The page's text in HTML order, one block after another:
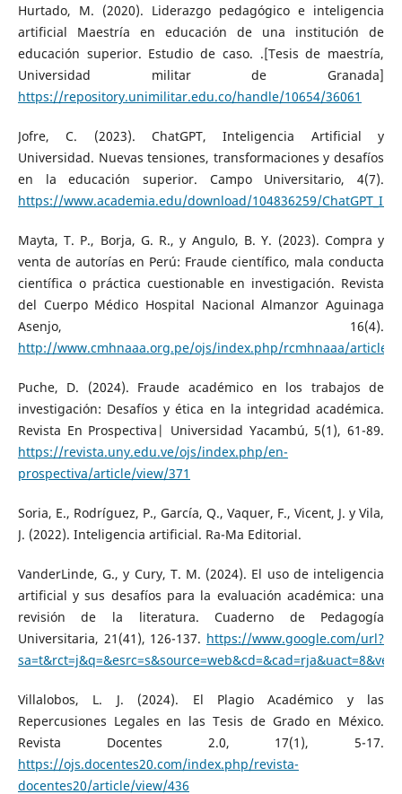
Hurtado, M. (2020). Liderazgo pedagógico e inteligencia
artificial Maestría en educación de una institución de
educación superior. Estudio de caso. .[Tesis de maestría,
Universidad militar de Granada]
https://repository.unimilitar.edu.co/handle/10654/36061
Jofre, C. (2023). ChatGPT, Inteligencia Artificial y
Universidad. Nuevas tensiones, transformaciones y desafíos
en la educación superior. Campo Universitario, 4(7).
https://www.academia.edu/download/104836259/
Mayta, T. P., Borja, G. R., y Angulo, B. Y. (2023). Compra y
venta de autorías en Perú: Fraude científico, mala conducta
científica o práctica cuestionable en investigación. Revista
del Cuerpo Médico Hospital Nacional Almanzor Aguinaga
Asenjo, 16(4).
http://www.cmhnaaa.org.pe/ojs/index.php/rcmhnaaa/article/
Puche, D. (2024). Fraude académico en los trabajos de
investigación: Desafíos y ética en la integridad académica.
Revista En Prospectiva| Universidad Yacambú, 5(1), 61-89.
https://revista.uny.edu.ve/ojs/index.php/en-
prospectiva/article/view/371
Soria, E., Rodríguez, P., García, Q., Vaquer, F., Vicent, J. y Vila,
J. (2022). Inteligencia artificial. Ra-Ma Editorial.
VanderLinde, G., y Cury, T. M. (2024). El uso de inteligencia
artificial y sus desafíos para la evaluación académica: una
revisión de la literatura. Cuaderno de Pedagogía
Universitaria, 21(41), 126-137. https://www.google.com/url?
Villalobos, L. J. (2024). El Plagio Académico y las
Repercusiones Legales en las Tesis de Grado en México.
Revista Docentes 2.0, 17(1), 5-17.
https://ojs.docentes20.com/index.php/revista-
docentes20/article/view/436